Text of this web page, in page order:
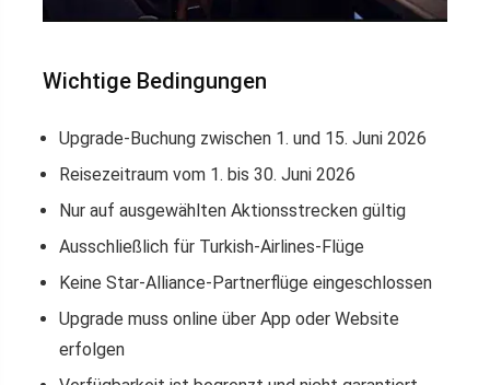
Wichtige Bedingungen
Upgrade-Buchung zwischen 1. und 15. Juni 2026
Reisezeitraum vom 1. bis 30. Juni 2026
Nur auf ausgewählten Aktionsstrecken gültig
Ausschließlich für Turkish-Airlines-Flüge
Keine Star-Alliance-Partnerflüge eingeschlossen
Upgrade muss online über App oder Website
erfolgen